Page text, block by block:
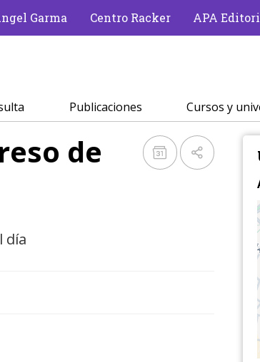
Garma Centro Racker APA
Publicaciones Cursos y
de
día